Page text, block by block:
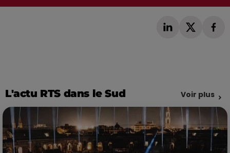
L'actu RTS dans le Sud Voir plus